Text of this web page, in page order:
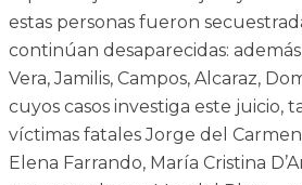
estas personas fueron
continúan desaparecidas:
Vera, Jamilis, Campos, Alcaraz,
cuyos casos investiga este juicio,
víctimas fatales Jorge del
Elena Farrando, María Cristina